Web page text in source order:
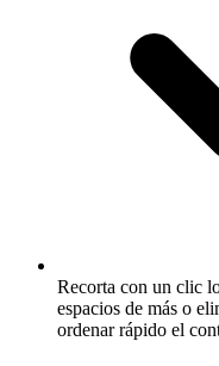
Recorta con un clic
espacios de más o
ordenar rápido el